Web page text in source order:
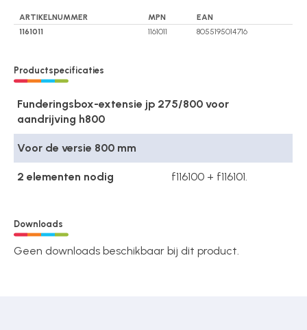
ARTIKELNUMMER MPN
EAN
1161011
1161011 8055195014716
Productspecificaties
Funderingsbox-extensie jp 275/800 voor
aandrijving h800
Voor de versie 800 mm
2 elementen nodig f116100 + f116101.
Downloads
Geen downloads beschikbaar bij dit product.